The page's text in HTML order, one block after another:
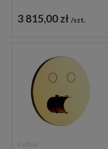
WYLEWKĄ STAL
SZCZOTKOWANA
3 815,00 zł szt.